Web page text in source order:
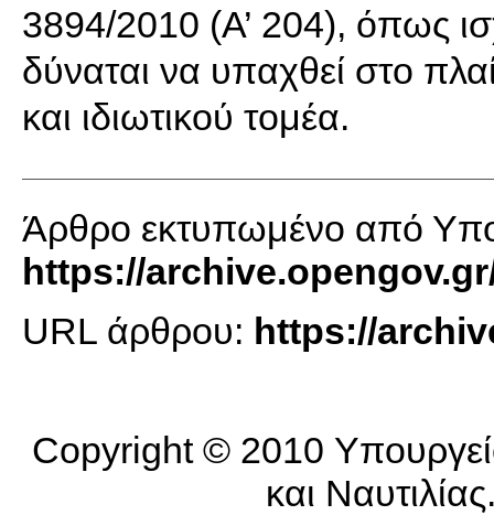
3894/2010 (Α’ 204), όπως
δύναται να υπαχθεί στο
και ιδιωτικού τομέα.
Άρθρο εκτυπωμένο από
https://
URL άρθρου: https://
Copyright © 2010
και